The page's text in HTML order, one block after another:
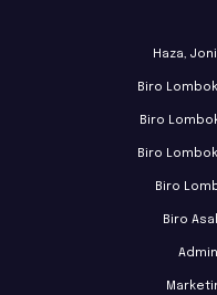
Haza,
Biro
Biro
Biro
Biro
Biro